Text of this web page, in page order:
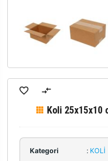
Koli 25x15x10
Kategori : KOLI